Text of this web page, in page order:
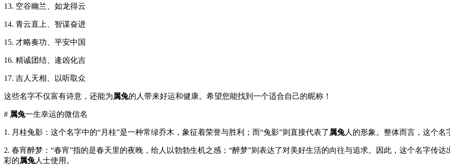
13. 空谷幽兰、如龙得云
14. 青云直上、智谋奋进
15. 才略奏功、平安中国
16. 精诚团结、逄凶化吉
17. 吉人天相、以听取众
这些名字不仅富有诗意，还能为属兔的人带来好运和健康。希望您能找到一个适合自己的昵称！
# 属兔一生幸运的微信名
1. 月桂兔影：这个名字中的“月桂”是一种常绿乔木，象征着荣誉与胜利；而“兔影”则直接代表了 属兔人的形象。整体而言，这个名
2. 春宵醉梦：“春宵”指的是春天里的夜晚，给人以勃勃生机之感；“醉梦”则表达了对美好生活的向往与追求。因此，这个名字传
彩的属兔人士使用。